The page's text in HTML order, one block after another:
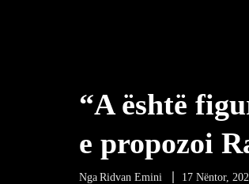
“A është
e propozoi
Nga Ridvan Emini 17 Nëntor,